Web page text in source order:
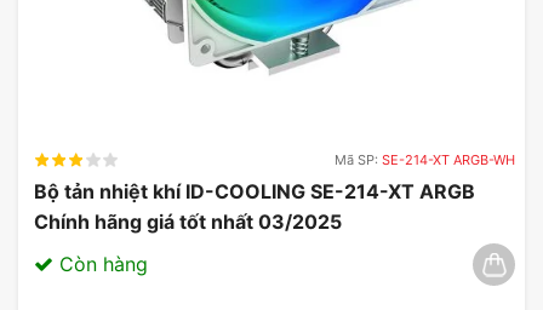
Mã SP: SE-214-XT ARGB-WH
Bộ tản nhiệt khí ID-COOLING SE-214-XT ARGB
Chính hãng giá tốt nhất 03/2025
Còn hàng